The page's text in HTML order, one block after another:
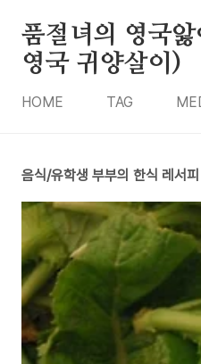
품절녀의 영국
영국 귀양살이)
HOME TAG
음식/유학생 부부의 한식 레서피